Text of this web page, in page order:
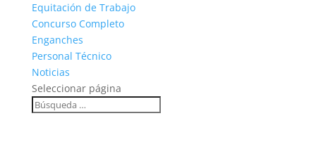
Equitación de Trabajo
Concurso Completo
Enganches
Personal Técnico
Noticias
Seleccionar página